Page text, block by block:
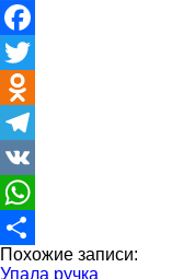
Facebook
Twitter
Odnoklassniki
Telegram
VK
WhatsApp
Отправить
Похожие записи:
Упала ручка